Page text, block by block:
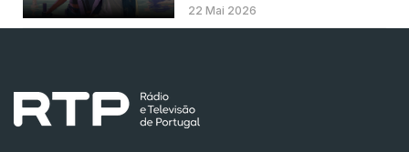
22 Mai 2026